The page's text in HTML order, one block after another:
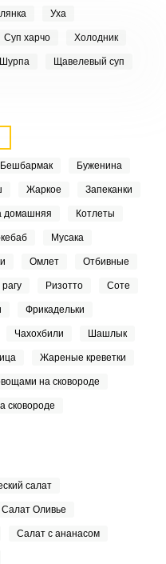
Уха
Суп харчо Холодник
Шурпа Щавелевый суп
Бешбармак Буженина
Жаркое Запеканки
домашняя Котлеты
Мусака
Омлет Отбивные
Ризотто Соте
Фрикадельки
Чахохбили Шашлык
Жареные креветки
на сковороде
сковороде
салат
Салат Оливье
Салат с ананасом